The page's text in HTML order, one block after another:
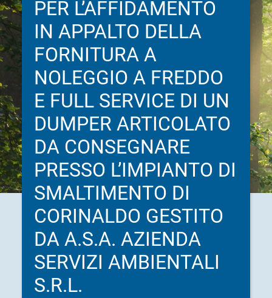
PER L’AFFIDAMENTO
IN APPALTO DELLA
FORNITURA A
NOLEGGIO A FREDDO
E FULL SERVICE DI UN
DUMPER ARTICOLATO
DA CONSEGNARE
PRESSO L’IMPIANTO DI
SMALTIMENTO DI
CORINALDO GESTITO
DA A.S.A. AZIENDA
SERVIZI AMBIENTALI
S.R.L.